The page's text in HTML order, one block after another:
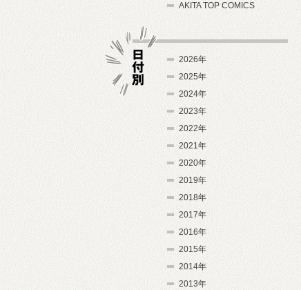
AKITA TOP COMICS
2026年
2025年
2024年
2023年
2022年
2021年
2020年
2019年
2018年
2017年
2016年
2015年
2014年
2013年